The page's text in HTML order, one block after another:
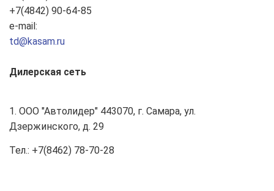
+7(4842) 90-64-85
e-mail:
td@kasam.ru
Дилерская сеть
1. ООО "Автолидер" 443070, г. Самара, ул.
Дзержинского, д. 29
Тел.: +7(8462) 78-70-28